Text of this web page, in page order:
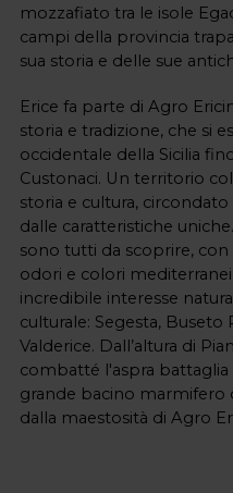
mozzafiato tra le isole
campi della provincia
sua storia e delle sue
Erice fa parte di Agro
storia e tradizione, che si
occidentale della Sicilia
Custonaci. Un territorio
storia e cultura,
dalle caratteristiche
sono tutti da scoprire,
odori e colori
incredibile interesse
culturale: Segesta, Buseto
Valderice. Dall’altura di
combatté l'aspra
grande bacino marmifero
dalla maestosità di Agro